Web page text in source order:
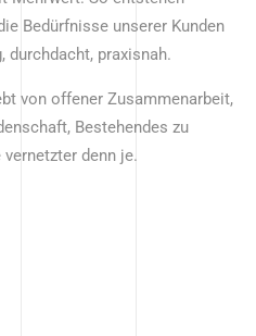
Bedürfnisse unserer Kunden
praxisnah.
von offener Zusammenarbeit,
Bestehendes zu
denn je.